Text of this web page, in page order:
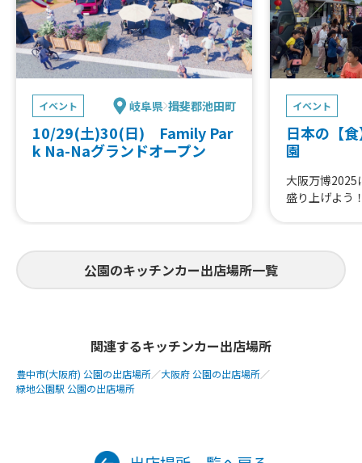
イベント 岐阜県 揖斐郡池田町
10/29(土)30(日) Family Par
k Na-Naグランドオープン
イベント
日本の【
園
大阪万博2025
盛り上げよう
公園のキッチンカー出店場所一覧
関連するキッチンカー出店場所
豊中市(大阪府) 公園の出店場所／大阪府 公園の出店場所／
緑地公園駅 公園の出店場所